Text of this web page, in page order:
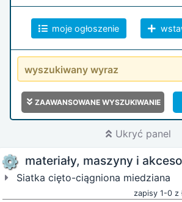
moje ogłoszenie
ZAAWANSOWANE WYSZUKIWANIE
Ukryć panel
materiały, maszyny i
Siatka cięto-ciągniona miedziana
zapisy 1-0 z